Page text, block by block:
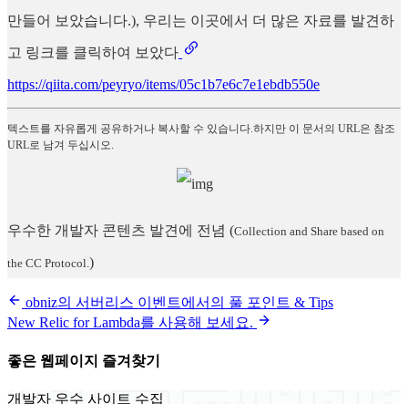
만들어 보았습니다.), 우리는 이곳에서 더 많은 자료를 발견하
고 링크를 클릭하여 보았다
https://qiita.com/peyryo/items/05c1b7e6c7e1ebdb550e
텍스트를 자유롭게 공유하거나 복사할 수 있습니다.하지만 이 문서의 URL은 참조
URL로 남겨 두십시오.
우수한 개발자 콘텐츠 발견에 전념 (Collection and Share based on
the CC Protocol. )
obniz의 서버리스 이벤트에서의 풀 포인트 & Tips
New Relic for Lambda를 사용해 보세요.
좋은 웹페이지 즐겨찾기
개발자 우수 사이트 수집